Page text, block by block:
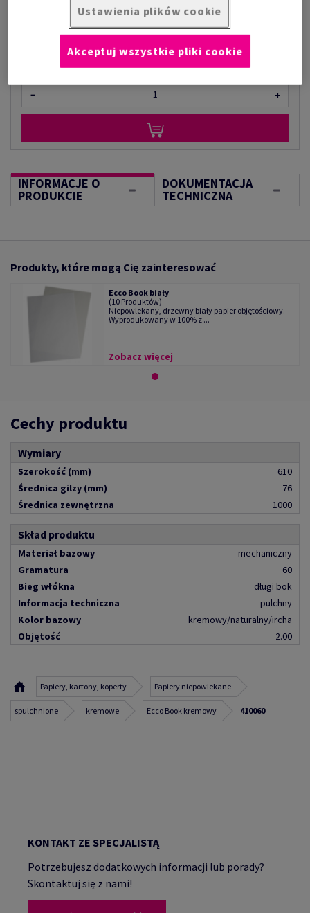
OGRANICZONA DOSTĘPNOŚĆ
kilogram
− +
INFORMACJE O
PRODUKCIE
DOKUMENTACJA
TECHNICZNA
Produkty, które mogą Cię zainteresować
Ecco Book biały
(10 Produktów)
Niepowlekany, drzewny biały papier objętościowy.
Wyprodukowany w 100% z ...
Zobacz więcej
Cechy produktu
Wymiary
Szerokość (mm)
610
Średnica gilzy (mm)
76
Średnica zewnętrzna
1000
Skład produktu
Materiał bazowy
mechaniczny
Gramatura
60
Bieg włókna
długi bok
Informacja techniczna
pulchny
Kolor bazowy
kremowy/naturalny/ircha
Objętość
2.00
Papiery, kartony, koperty Papiery niepowlekane
spulchnione kremowe Ecco Book kremowy 410060
KONTAKT ZE SPECJALISTĄ
Potrzebujesz dodatkowych informacji lub porady?
Skontaktuj się z nami!
Ustawienia plików cookie
Akceptuj wszystkie pliki cookie